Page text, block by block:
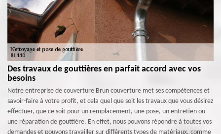
Des travaux de gouttières en parfait accord avec vos
besoins
Notre entreprise de couverture Brun couverture met ses compétences et
savoir-faire à votre profit, et cela quel que soit les travaux que vous désirez
effectuer, que ce soit pour un remplacement, une pose, un entretien ou
une réparation de gouttière. En effet, nous pouvons répondre à toutes vos
demandes et pouvons travailler sur différents types de matériaux, comme